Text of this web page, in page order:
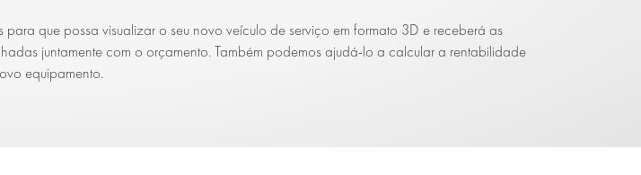
para que possa visualizar o seu novo veículo de serviço em formato 3D e receberá as
juntamente com o orçamento. Também podemos ajudá-lo a calcular a rentabilidade
equipamento.